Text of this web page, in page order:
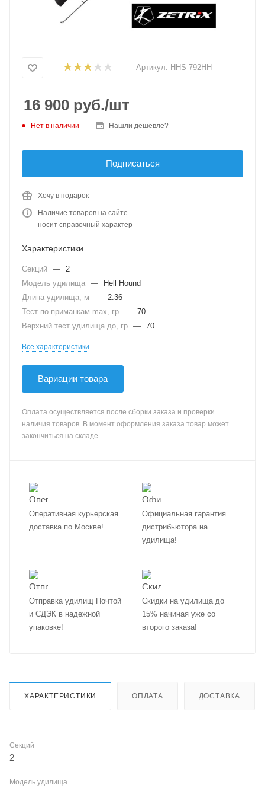
Артикул: HHS-792HH
16 900 руб./шт
Нет в наличии Нашли дешевле?
Подписаться
Хочу в подарок
Наличие товаров на сайте
носит справочный характер
Характеристики
Секций — 2
Модель удилища —
Hell Hound
Длина удилища, м
— 2.36
Тест по приманкам max, гр — 70
Верхний тест удилища до, гр — 70
Все характеристики
Вариации товара
Оплата осуществляется после сборки заказа и проверки
наличия товаров. В момент оформления заказа товар может
закончиться на складе.
Оперативная курьерская
доставка по Москве!
Официальная гарантия
дистрибьютора на
удилища!
Отправка удилищ Почтой
и СДЭК в надежной
упаковке!
Скидки на удилища до
15% начиная уже со
второго заказа!
ХАРАКТЕРИСТИКИ ОПЛАТА ДОСТАВКА
Секций
2
Модель удилища